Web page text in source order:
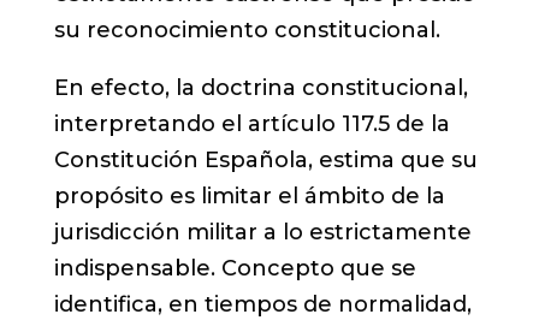
su reconocimiento constitucional.
En efecto, la doctrina constitucional,
interpretando el artículo 117.5 de la
Constitución Española, estima que su
propósito es limitar el ámbito de la
jurisdicción militar a lo estrictamente
indispensable. Concepto que se
identifica, en tiempos de normalidad,